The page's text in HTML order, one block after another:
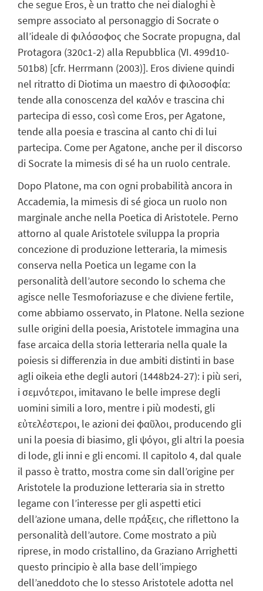
che segue Eros, è un tratto che nei dialoghi è
sempre associato al personaggio di Socrate o
all’ideale di φιλόσοφος che Socrate propugna, dal
Protagora (320c1-2) alla Repubblica (VI. 499d10-
501b8) [cfr. Herrmann (2003)]. Eros diviene quindi
nel ritratto di Diotima un maestro di φιλοσοφία:
tende alla conoscenza del καλόν e trascina chi
partecipa di esso, così come Eros, per Agatone,
tende alla poesia e trascina al canto chi di lui
partecipa. Come per Agatone, anche per il discorso
di Socrate la mimesis di sé ha un ruolo centrale.
Dopo Platone, ma con ogni probabilità ancora in
Accademia, la mimesis di sé gioca un ruolo non
marginale anche nella Poetica di Aristotele. Perno
attorno al quale Aristotele sviluppa la propria
concezione di produzione letteraria, la mimesis
conserva nella Poetica un legame con la
personalità dell’autore secondo lo schema che
agisce nelle Tesmoforiazuse e che diviene fertile,
come abbiamo osservato, in Platone. Nella sezione
sulle origini della poesia, Aristotele immagina una
fase arcaica della storia letteraria nella quale la
poiesis si differenzia in due ambiti distinti in base
agli oikeia ethe degli autori (1448b24-27): i più seri,
i σεμνότεροι, imitavano le belle imprese degli
uomini simili a loro, mentre i più modesti, gli
εὐτελέστεροι, le azioni dei φαῦλοι, producendo gli
uni la poesia di biasimo, gli ψόγοι, gli altri la poesia
di lode, gli inni e gli encomi. Il capitolo 4, dal quale
il passo è tratto, mostra come sin dall’origine per
Aristotele la produzione letteraria sia in stretto
legame con l’interesse per gli aspetti etici
dell’azione umana, delle πράξεις, che riflettono la
personalità dell’autore. Come mostrato a più
riprese, in modo cristallino, da Graziano Arrighetti
questo principio è alla base dell’impiego
dell’aneddoto che lo stesso Aristotele adotta nel